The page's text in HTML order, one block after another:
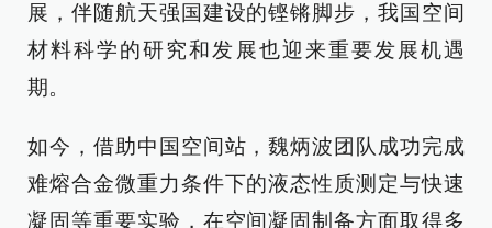
展，伴随航天强国建设的铿锵脚步，我国空间
材料科学的研究和发展也迎来重要发展机遇
期。
如今，借助中国空间站，魏炳波团队成功完成
难熔合金微重力条件下的液态性质测定与快速
凝固等重要实验，在空间凝固制备方面取得多